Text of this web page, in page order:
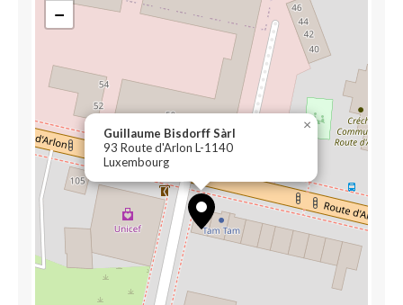
Guillaume Bisdorff Sàrl
93 Route d'Arlon L-1140
Luxembourg
×
−